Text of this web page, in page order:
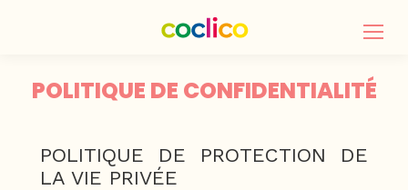
POLITIQUE DE CONFIDENTIALITÉ
POLITIQUE DE PROTECTION DE
LA VIE PRIVÉE